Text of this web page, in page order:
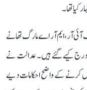
کیا تھا۔
آئی آر، ایم آر اے مارگ تھانے
درج کیے گئے ہیں۔ عدالت نے
کرنے کے واضح احکامات دیے